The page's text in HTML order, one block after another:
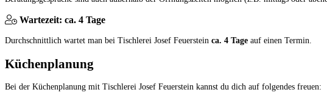
Wartezeit: ca. 4 Tage
Durchschnittlich wartet man bei Tischlerei Josef Feuerstein ca. 4 Tage auf einen Termin.
Küchenplanung
Bei der Küchenplanung mit Tischlerei Josef Feuerstein kannst du dich auf folgendes freuen: